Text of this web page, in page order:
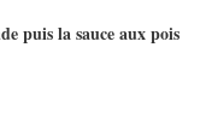
puis la sauce aux pois